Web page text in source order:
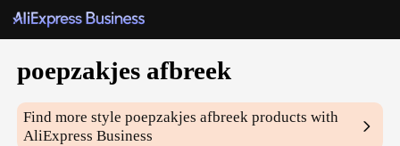
poepzakjes afbreek
Find more stylepoepzakjes afbreek products with
AliExpress Business